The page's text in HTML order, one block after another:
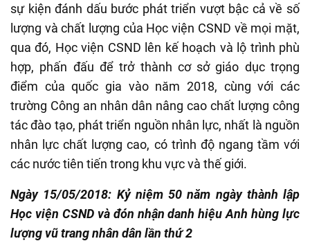
sự kiện đánh dấu bước phát triển vượt bậc cả về số
lượng và chất lượng của Học viện CSND về mọi mặt,
qua đó, Học viện CSND lên kế hoạch và lộ trình phù
hợp, phấn đấu để trở thành cơ sở giáo dục trọng
điểm của quốc gia vào năm 2018, cùng với các
trường Công an nhân dân nâng cao chất lượng công
tác đào tạo, phát triển nguồn nhân lực, nhất là nguồn
nhân lực chất lượng cao, có trình độ ngang tầm với
các nước tiên tiến trong khu vực và thế giới.
Ngày 15/05/2018: Kỷ niệm 50 năm ngày thành lập
Học viện CSND và đón nhận danh hiệu Anh hùng lực
lượng vũ trang nhân dân lần thứ 2